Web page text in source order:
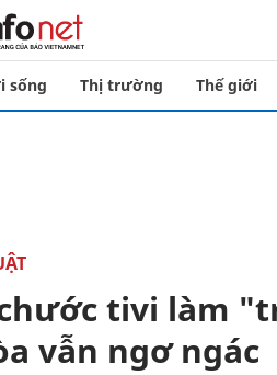
sống Thị trường Thế giới
tivi làm
vẫn ngơ ngác